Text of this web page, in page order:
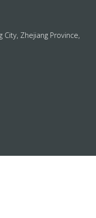
City, Zhejiang Province,